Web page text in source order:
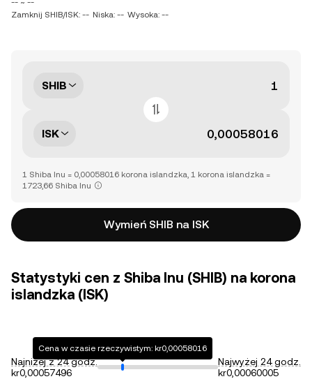
-- ~ --
Zamknij SHIB/ISK: -- Niska: -- Wysoka: --
SHIB
ISK
1 Shiba Inu = 0,00058016 korona islandzka, 1 korona islandzka =
1723,66 Shiba Inu
Wymień SHIB na ISK
Statystyki cen z Shiba Inu (SHIB) na korona
islandzka (ISK)
Najniżej z 24 godz.
kr0,00057496
Cena w czasie rzeczywistym: kr0,00058016
Najwyżej 24 godz.
kr0,00060005